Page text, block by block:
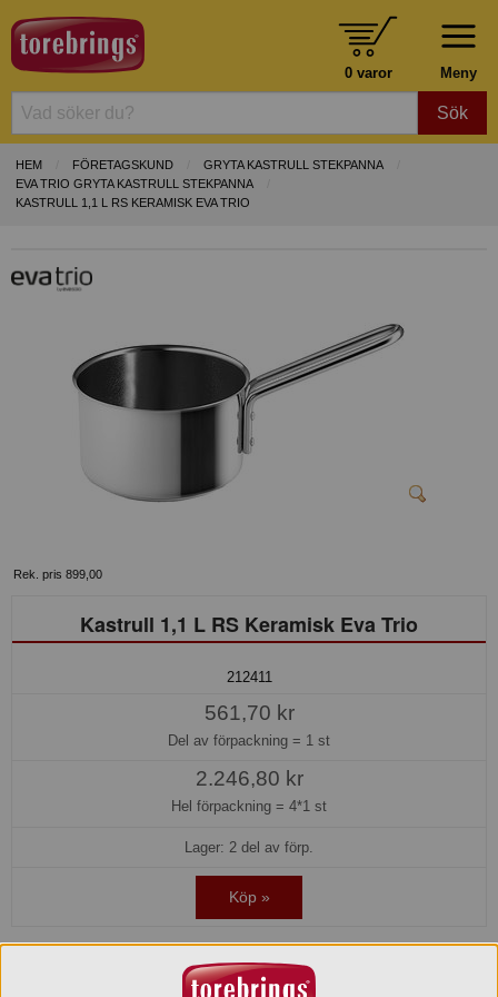
Meny
0 varor
Sök
HEM FÖRETAGSKUND
GRYTA KASTRULL STEKPANNA
EVA TRIO GRYTA KASTRULL STEKPANNA
KASTRULL 1,1 L RS KERAMISK EVA TRIO
Rek. pris 899,00
Kastrull 1,1 L RS Keramisk Eva Trio
212411
561,70 kr
Del av förpackning = 1 st
2.246,80 kr
Hel förpackning = 4*1 st
Lager: 2 del av förp.
Köp »